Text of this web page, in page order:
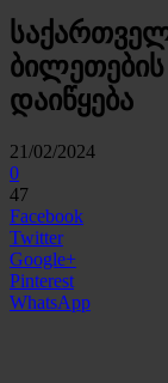
დაიწყება
21/02/2024
0
47
Facebook
Twitter
Google+
Pinterest
WhatsApp